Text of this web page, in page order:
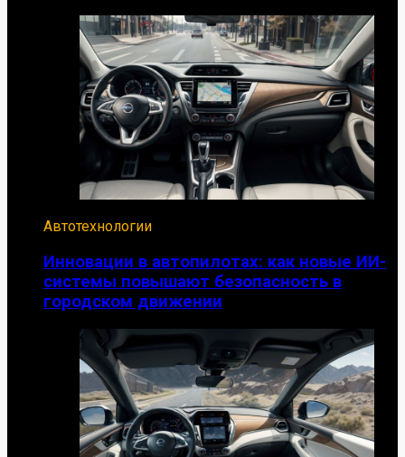
Автотехнологии
Инновации в автопилотах: как новые ИИ-
системы повышают безопасность в
городском движении